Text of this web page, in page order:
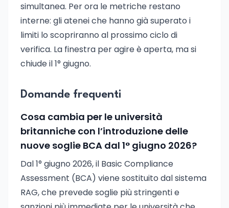
simultanea. Per ora le metriche restano
interne: gli atenei che hanno già superato i
limiti lo scopriranno al prossimo ciclo di
verifica. La finestra per agire è aperta, ma si
chiude il 1° giugno.
Domande frequenti
Cosa cambia per le università
britanniche con l’introduzione delle
nuove soglie BCA dal 1° giugno 2026?
Dal 1° giugno 2026, il Basic Compliance
Assessment (BCA) viene sostituito dal sistema
RAG, che prevede soglie più stringenti e